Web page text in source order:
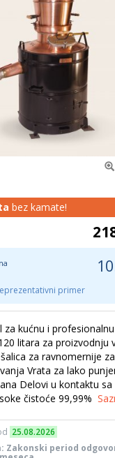
bez kamate!
primer
za kućnu i
litara za proizvodnju
za ravnomernije
Vrata za lako
Delovi u kontaktu
čistoće 99,99%
25.08.2026
Zakonski period